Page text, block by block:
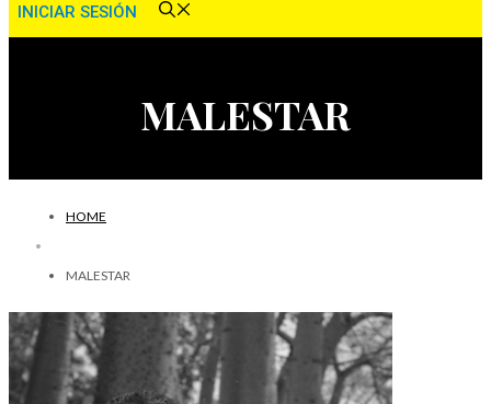
INICIAR SESIÓN
MALESTAR
HOME
MALESTAR